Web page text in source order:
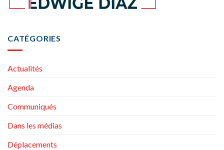
CATÉGORIES
Actualités
Agenda
Communiqués
Dans les médias
Déplacements